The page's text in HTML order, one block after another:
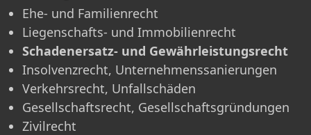
Ehe- und Familienrecht
Liegenschafts- und Immobilienrecht
Schadenersatz- und Gewährleistungsrecht
Insolvenzrecht, Unternehmenssanierungen
Verkehrsrecht, Unfallschäden
Gesellschaftsrecht, Gesellschaftsgründungen
Zivilrecht